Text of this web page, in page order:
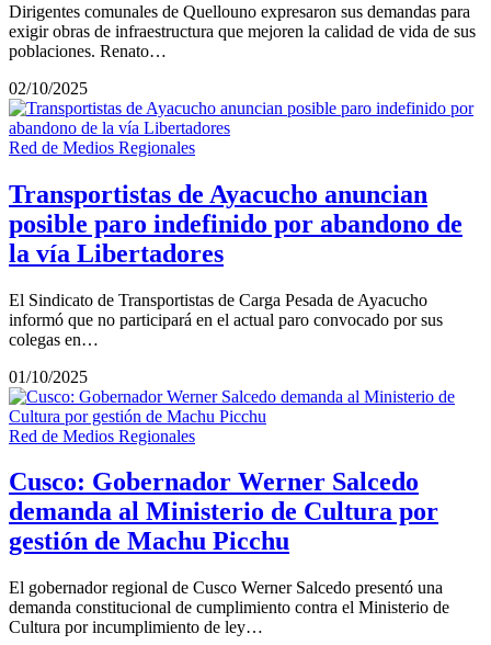
Dirigentes comunales de Quellouno expresaron sus demandas para
exigir obras de infraestructura que mejoren la calidad de vida de sus
poblaciones. Renato…
02/10/2025
Red de Medios Regionales
Transportistas de Ayacucho anuncian
posible paro indefinido por abandono de
la vía Libertadores
El Sindicato de Transportistas de Carga Pesada de Ayacucho
informó que no participará en el actual paro convocado por sus
colegas en…
01/10/2025
Red de Medios Regionales
Cusco: Gobernador Werner Salcedo
demanda al Ministerio de Cultura por
gestión de Machu Picchu
El gobernador regional de Cusco Werner Salcedo presentó una
demanda constitucional de cumplimiento contra el Ministerio de
Cultura por incumplimiento de ley…